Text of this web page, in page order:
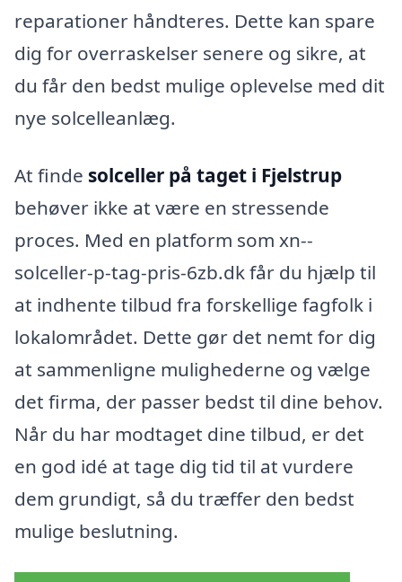
reparationer håndteres. Dette kan spare
dig for overraskelser senere og sikre, at
du får den bedst mulige oplevelse med dit
nye solcelleanlæg.
At finde solceller på taget i Fjelstrup
behøver ikke at være en stressende
proces. Med en platform som xn--
solceller-p-tag-pris-6zb.dk får du hjælp til
at indhente tilbud fra forskellige fagfolk i
lokalområdet. Dette gør det nemt for dig
at sammenligne mulighederne og vælge
det firma, der passer bedst til dine behov.
Når du har modtaget dine tilbud, er det
en god idé at tage dig tid til at vurdere
dem grundigt, så du træffer den bedst
mulige beslutning.